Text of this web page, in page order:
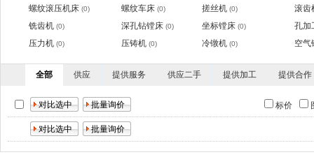
螺纹滚压机床 (0) 螺纹车床 (0) 搓丝机 (0)
滚齿
铣齿机 (0) 深孔钻镗床 (0) 坐标镗床 (0)
孔加
压力机 (0) 压铸机 (0) 冷镦机 (0) 空气
全部 供应 提供服务 供应二手 提供加工 提供合作
标价